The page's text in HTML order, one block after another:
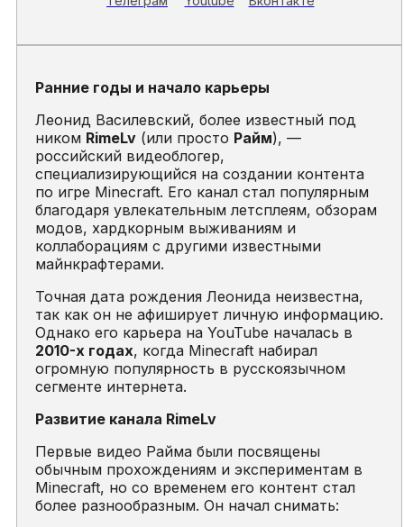
Ранние годы и начало карьеры
Леонид Василевский, более известный под
ником RimeLv (или просто Райм), —
российский видеоблогер,
специализирующийся на создании контента
по игре Minecraft. Его канал стал популярным
благодаря увлекательным летсплеям, обзорам
модов, хардкорным выживаниям и
коллаборациям с другими известными
майнкрафтерами.
Точная дата рождения Леонида неизвестна,
так как он не афиширует личную информацию.
Однако его карьера на YouTube началась в
2010-х годах, когда Minecraft набирал
огромную популярность в русскоязычном
сегменте интернета.
Развитие канала RimeLv
Первые видео Райма были посвящены
обычным прохождениям и экспериментам в
Minecraft, но со временем его контент стал
более разнообразным. Он начал снимать: